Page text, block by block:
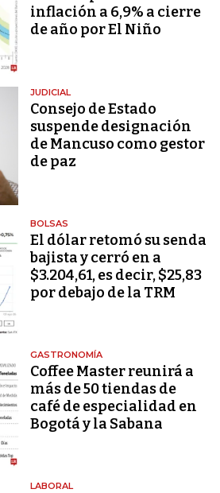
inflación a 6,9% a cierre
de año por El Niño
JUDICIAL
Consejo de Estado
suspende designación
de Mancuso como gestor
de paz
BOLSAS
El dólar retomó su senda
bajista y cerró en a
$3.204,61, es decir, $25,83
por debajo de la TRM
GASTRONOMÍA
Coffee Master reunirá a
más de 50 tiendas de
café de especialidad en
Bogotá y la Sabana
LABORAL